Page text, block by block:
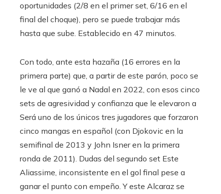
oportunidades (2/8 en el primer set, 6/16 en el
final del choque), pero se puede trabajar más
hasta que sube. Establecido en 47 minutos.
Con todo, ante esta hazaña (16 errores en la
primera parte) que, a partir de este parón, poco se
le ve al que ganó a Nadal en 2022, con esos cinco
sets de agresividad y confianza que le elevaron a
Será uno de los únicos tres jugadores que forzaron
cinco mangas en español (con Djokovic en la
semifinal de 2013 y John Isner en la primera
ronda de 2011). Dudas del segundo set Este
Aliassime, inconsistente en el gol final pese a
ganar el punto con empeño. Y este Alcaraz se